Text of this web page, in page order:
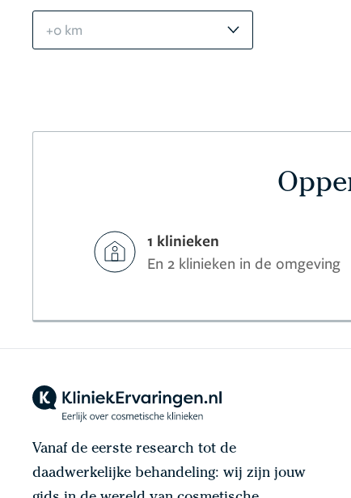
+0 km
1 klinieken
En 2 klinieken in de omgeving
Vanaf de eerste research tot de
daadwerkelijke behandeling: wij zijn jouw